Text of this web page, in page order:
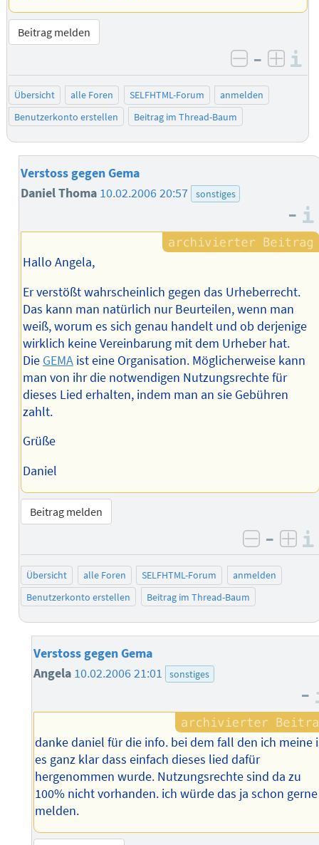
Beitrag melden
negativ
–
Übersicht alle Foren SELFHTML-Forum
anmelden
Benutzerkonto erstellen
Beitrag im Thread-Baum
Verstoss gegen Gema
Daniel Thoma 10.02.2006 20:57 sonstiges
–
Hallo Angela,
Er verstößt wahrscheinlich gegen das Urheberrecht.
Das kann man natürlich nur Beurteilen, wenn man
weiß, worum es sich genau handelt und ob derjenige
wirklich keine Vereinbarung mit dem Urheber hat.
Die GEMAist eine Organisation. Möglicherweise kann
man von ihr die notwendigen Nutzungsrechte für
dieses Lied erhalten, indem man an sie Gebühren
zahlt.
Grüße
Daniel
Beitrag melden
negativ
–
Übersicht alle Foren SELFHTML-Forum
anmelden
Benutzerkonto erstellen
Beitrag im Thread-Baum
Verstoss gegen Gema
Angela 10.02.2006 21:01 sonstiges
–
danke daniel für die info. bei dem fall den ich meine
es ganz klar dass einfach dieses lied dafür
hergenommen wurde. Nutzungsrechte sind da zu
100% nicht vorhanden. ich würde das ja schon gerne
melden.